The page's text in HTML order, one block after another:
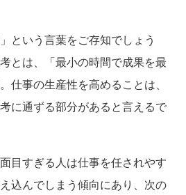
という言葉をご存知でしょう
とは、「最小の時間で成果を最
仕事の生産性を高めることは、
に通ずる部分があると言えるで
目すぎる人は仕事を任されやす
込んでしまう傾向にあり、次の